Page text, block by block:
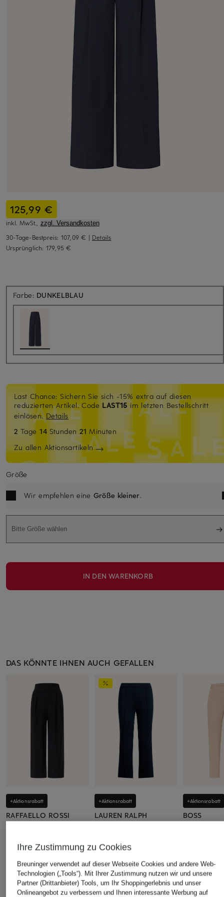
125,99 €
inkl. MwSt., zzgl. Versandkosten
30-Tage-Bestpreis: 107,09 € | Details
Ursprünglich: 179,95 €
Farbe: DUNKELBLAU
Last Chance: Sichern Sie sich -15% extra auf diesen
reduzierten Artikel. Code LAST15im letzten Bestellschritt
einlösen.Details
2 Tage14 Stunden 21 Minuten
Zu allen Aktionsartikeln
Größe
Wir empfehlen eine Größe kleiner.
Bitte Größe wählen
IN DEN WARENKORB
DAS KÖNNTE IHNEN AUCH GEFALLEN
+Aktionsrabatt
RAFFAELLO ROSSI
99,99 €
Ursprünglich:149,99 €
+Aktionsrabatt
LAUREN RALPH
Bestpreis:195 €
+Aktionsrabatt
BOSS
Ursprünglich:
Ihre Zustimmung zu Cookies
Breuninger verwendet auf dieser Webseite Cookies und andere Web-
Technologien („Tools“). Mit Ihrer Zustimmung nutzen wir und unsere
Partner (Drittanbieter) Tools, um Ihr Shoppingerlebnis und unser
Onlineangebot zu verbessern und Ihnen interessante Werbung auf